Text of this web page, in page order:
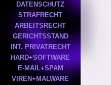
DATENSCHUTZ
STRAFRECHT
ARBEITSRECHT
GERICHTSSTAND
INT. PRIVATRECHT
HARD+SOFTWARE
E-MAIL+SPAM
VIREN+MALWARE